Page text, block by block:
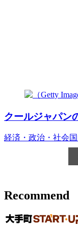
クールジャパン
経済・政治・社会
Recommend